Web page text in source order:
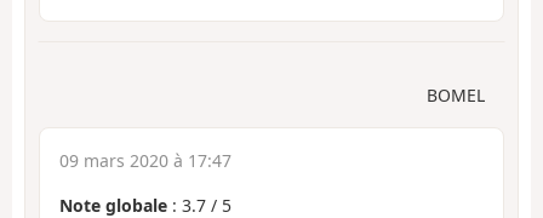
BOMEL
09 mars 2020 à 17:47
Note globale : 3.7 / 5